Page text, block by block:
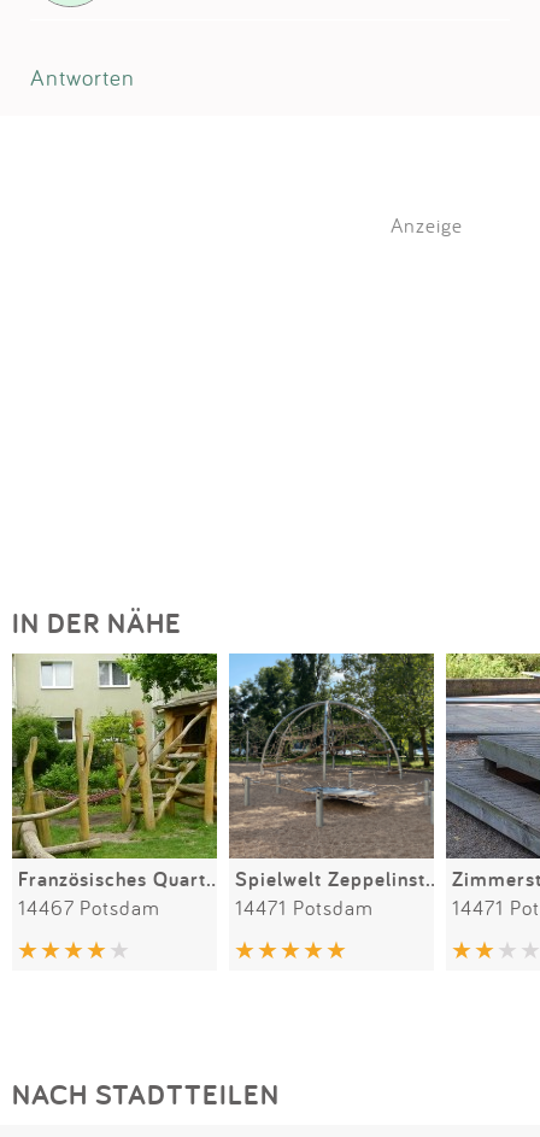
Antworten
Anzeige
IN DER NÄHE
Französisches Quartier
14467 Potsdam
Spielwelt Zeppelinstraße Potsdam
14471 Potsdam 14471
NACH STADTTEILEN